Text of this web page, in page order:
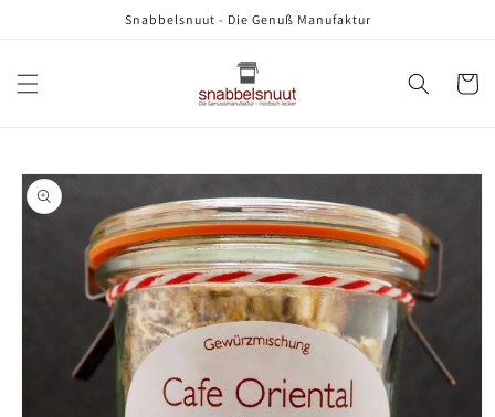
Snabbelsnuut - Die Genuß Manufaktur